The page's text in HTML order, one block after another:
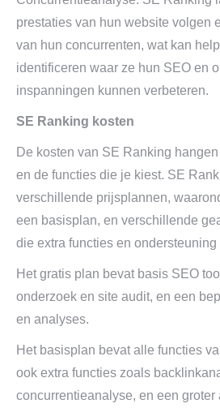
prestaties van hun website volgen
van hun concurrenten, wat kan
identificeren waar ze hun SEO en
inspanningen kunnen verbeteren.
SE Ranking kosten
De kosten van SE Ranking
en de functies die je kiest. SE
verschillende prijsplannen,
een basisplan, en verschillende
die extra functies en ondersteuning
Het gratis plan bevat basis SEO
onderzoek en site audit, en een
en analyses.
Het basisplan bevat alle functies
ook extra functies zoals
concurrentieanalyse, en een groter